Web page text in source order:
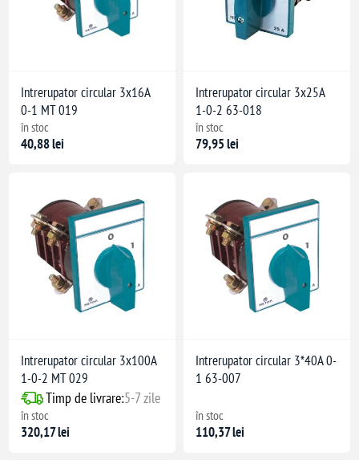
Intrerupator circular 3x16A
0-1 MT 019
în stoc
40,88 lei
Intrerupator circular 3x25A
1-0-2 63-018
în stoc
79,95 lei
Intrerupator circular 3x100A
1-0-2 MT 029
Timp de livrare:5-7 zile
în stoc
320,17 lei
Intrerupator circular 3*40A 0-
1 63-007
în stoc
110,37 lei